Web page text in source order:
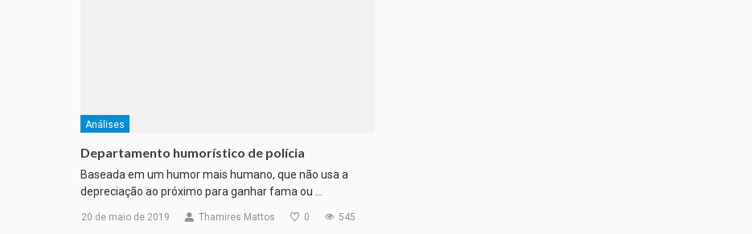
Análises
Departamento humorístico de polícia
Baseada em um humor mais humano, que não usa a
depreciação ao próximo para ganhar fama ou …
20 de maio de 2019 Thamires Mattos 0 545